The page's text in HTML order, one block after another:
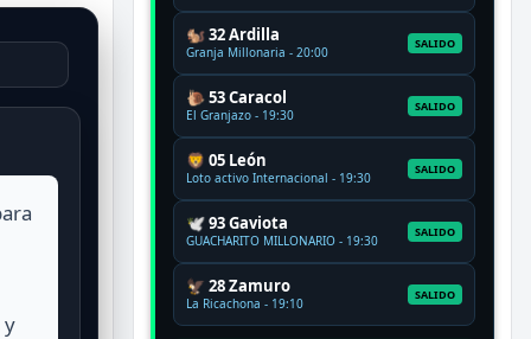
y
🐿️ 32 Ardilla
Granja Millonaria - 20:00
SALIDO
🐌 53 Caracol
El Granjazo - 19:30
SALIDO
🦁 05 León
Loto activo Internacional - 19:30
SALIDO
🕊️ 93 Gaviota
GUACHARITO MILLONARIO - 19:30
SALIDO
🦅 28 Zamuro
La Ricachona - 19:10
SALIDO